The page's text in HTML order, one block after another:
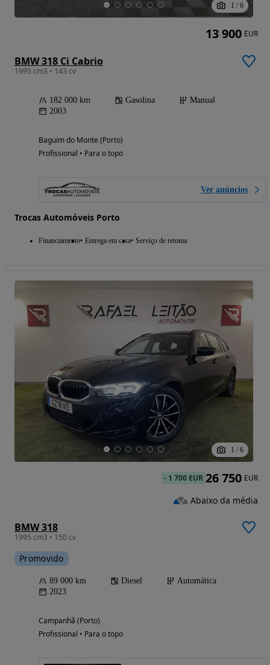
1 / 6
BMW 318 Ci Cabrio
1995 cm3 • 143 cv
182 000 km Gasolina
Manual
2003
Baguim do Monte (Porto)
Profissional • Para o topo
Ver anúncios
Trocas Automóveis Porto
Financiamento Entrega em casa Serviço de retoma
13 900 EUR
1 / 6
BMW 318
1995 cm3 • 150 cv
Promovido
89 000 km Diesel
Automática
2023
Campanhã (Porto)
Profissional • Para o topo
- 1 700 EUR 26 750 EUR
Abaixo da média